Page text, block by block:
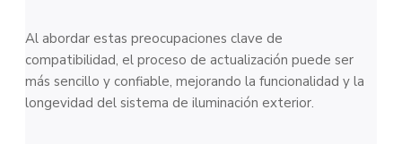
Al abordar estas preocupaciones clave de
compatibilidad, el proceso de actualización puede ser
más sencillo y confiable, mejorando la funcionalidad y la
longevidad del sistema de iluminación exterior.